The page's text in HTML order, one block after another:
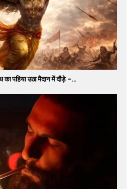
का पहिया उठा मैदान में दौड़े –…